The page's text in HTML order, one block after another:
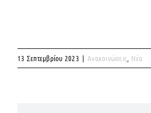
13 Σεπτεμβρίου 2023 | Ανακοινώσεις Νέα